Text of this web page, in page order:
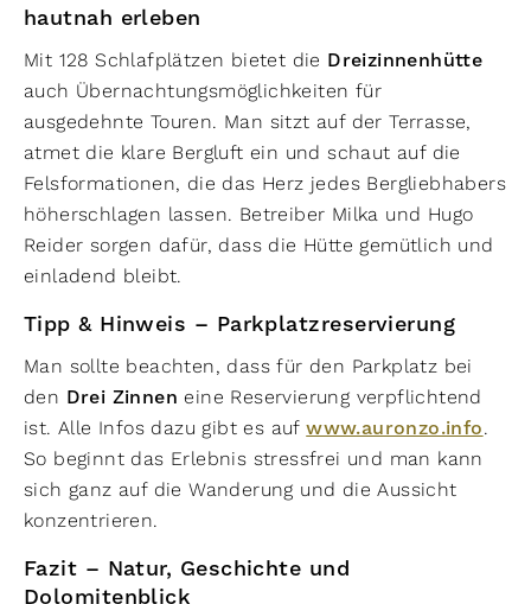
hautnah erleben
Mit 128 Schlafplätzen bietet die Dreizinnenhütte
auch Übernachtungsmöglichkeiten für
ausgedehnte Touren. Man sitzt auf der Terrasse,
atmet die klare Bergluft ein und schaut auf die
Felsformationen, die das Herz jedes Bergliebhabers
höherschlagen lassen. Betreiber Milka und Hugo
Reider sorgen dafür, dass die Hütte gemütlich und
einladend bleibt.
Tipp & Hinweis – Parkplatzreservierung
Man sollte beachten, dass für den Parkplatz bei
den Drei Zinnen eine Reservierung verpflichtend
ist. Alle Infos dazu gibt es aufwww.auronzo.info.
So beginnt das Erlebnis stressfrei und man kann
sich ganz auf die Wanderung und die Aussicht
konzentrieren.
Fazit – Natur, Geschichte und
Dolomitenblick